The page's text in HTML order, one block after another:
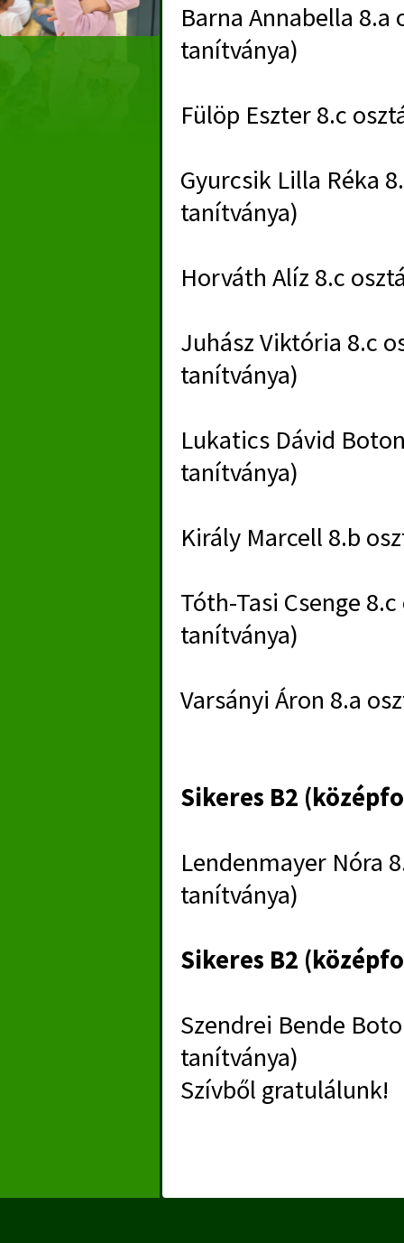
Barna Annabella
tanítványa)
Fülöp Eszter 8.c
Gyurcsik Lilla Réka
tanítványa)
Horváth Alíz 8.c
Juhász Viktória 8.c
tanítványa)
Lukatics Dávid
tanítványa)
Király Marcell 8.b
Tóth-Tasi Csenge
tanítványa)
Varsányi Áron 8.a
Sikeres B2
Lendenmayer Nóra
tanítványa)
Sikeres B2
Szendrei Bende
tanítványa)
Szívből gratulálunk!